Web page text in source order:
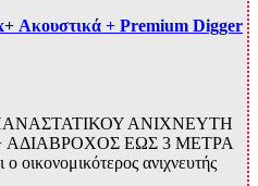
Ακουστικά + Premium Digger
ΑΝΙΧΝΕΥΤΗ
ΑΔΙΑΒΡΟΧΟΣ ΕΩΣ 3 ΜΕΤΡΑ
ανιχνευτής